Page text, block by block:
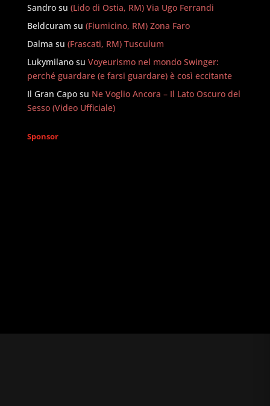
Sandrosu (Lido di Ostia, RM) Via Ugo Ferrandi
Beldcuram su (Fiumicino, RM) Zona Faro
Dalma su (Frascati, RM) Tusculum
Lukymilanosu Voyeurismo nel mondo Swinger:
perché guardare (e farsi guardare) è così eccitante
Il Gran Caposu Ne Voglio Ancora – Il Lato Oscuro del
Sesso (Video Ufficiale)
Sponsor